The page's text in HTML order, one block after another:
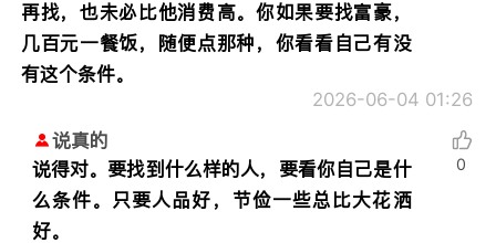
再找，也未必比他消费高。你如果要找富豪，
几百元一餐饭，随便点那种，你看看自己有没
有这个条件。
2026-06-04 01:26
说真的
说得对。要找到什么样的人，要看你自己是什
么条件。只要人品好，节俭一些总比大花洒
好。
0